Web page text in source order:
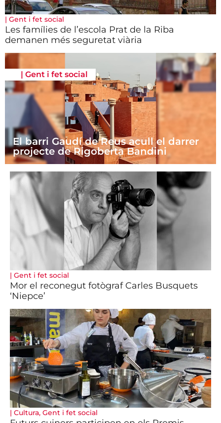
| Gent i fet social
Les famílies de l’escola Prat de la Riba
demanen més seguretat viària
| Gent i fet social
El barri Gaudí de Reus acull el darrer
projecte de Rigoberta Bandini
| Gent i fet social
Mor el reconegut fotògraf Carles Busquets
‘Niepce’
| Cultura, Gent i fet social